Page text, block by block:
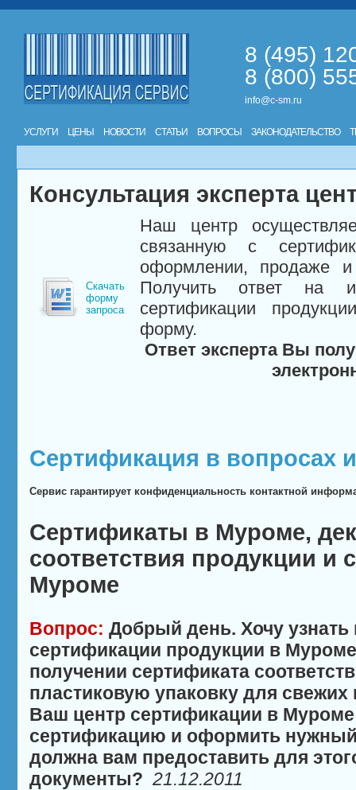
8 (495)
8 (800)
info@c-sm.ru
УСЛУГИ ЦЕНЫ НОВОСТИ СТАТЬИ ВОПРОСЫ ЗАКОНОДАТЕЛЬСТВО
Консультация эксперта
Скачать
форму
запроса
Наш центр
связанную с
оформлении, продаже и
Получить ответ на
сертификации
форму.
Ответ эксперта Вы
Сертификация в вопросах
Сервис гарантирует конфиденциальность контактной
Сертификаты в Муроме,
соответствия продукции и
Муроме
Вопрос: Добрый день. Хочу
сертификации продукции в
получении сертификата
пластиковую упаковку для свежих
Ваш центр сертификации в
сертификацию и оформить
должна вам предоставить для
документы? 21.12.2011